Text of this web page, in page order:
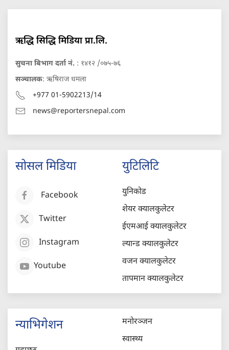
ऋद्धि सिद्धि मिडिया प्रा.लि.
सुचना बिभाग दर्ता नं. : १४१२ /०७५-७६
सञ्चालक: ऋषिराज धमला
+977 01-5902213/14
news@reportersnepal.com
सोसल मिडिया
Facebook
Twitter
Instagram
Youtube
युटिलिटि
युनिकोड
शेयर क्यालकुलेटर
ईएमआई क्यालकुलेटर
ल्यान्ड क्यालकुलेटर
वजन क्यालकुलेटर
तापमान क्यालकुलेटर
न्याभिगेशन
मनोरञ्जन
स्वास्थ्य